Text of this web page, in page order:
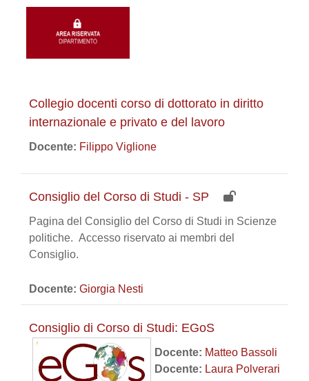
Collegio docenti corso di dottorato in diritto
internazionale e privato e del lavoro
Docente: Filippo Viglione
Consiglio del Corso di Studi - SP
Pagina del Consiglio del Corso di Studi in Scienze
politiche. Accesso riservato ai membri del
Consiglio.
Docente: Giorgia Nesti
Consiglio di Corso di Studi: EGoS
Docente: Matteo Bassoli
Docente: Laura Polverari